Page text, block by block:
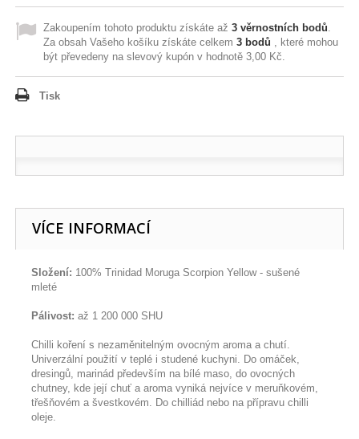
Zakoupením tohoto produktu získáte až3 věrnostních bodů.
Za obsah Vašeho košíku získáte celkem3 bodů , které mohou
být převedeny na slevový kupón v hodnotě3,00 Kč.
Tisk
VÍCE INFORMACÍ
Složení: 100% Trinidad Moruga Scorpion Yellow - sušené
mleté
Pálivost: až 1 200 000 SHU
Chilli koření s nezaměnitelným ovocným aroma a chutí.
Univerzální použití v teplé i studené kuchyni. Do omáček,
dresingů, marinád především na bílé maso, do ovocných
chutney, kde její chuť a aroma vyniká nejvíce v meruňkovém,
třešňovém a švestkovém. Do chilliád nebo na přípravu chilli
oleje.